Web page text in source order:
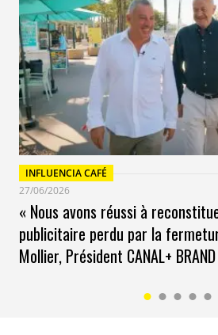
INFLUENCIA CAFÉ
27/06/2026
« Nous avons réussi à
publicitaire perdu par la
Mollier, Président CANAL+